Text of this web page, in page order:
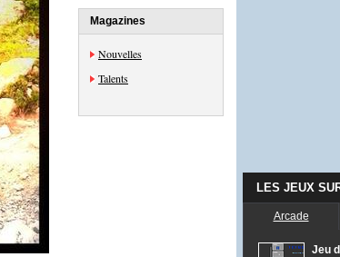
Magazines
Nouvelles
Talents
LES JEUX
Arcade
Jeu